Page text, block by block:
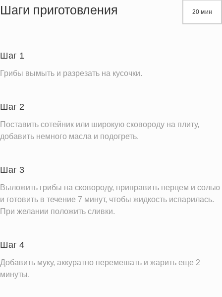
Жиры
Пищевые волокна
Сахар
Кальций
Витамин Д
0.3 IU
Витамин Е
3.6 мг
Шаги приготовления 20 мин
Шаг 1
Грибы вымыть и разрезать на кусочки.
Шаг 2
Поставить сотейник или широкую сковороду на плиту,
добавить немного масла и подогреть.
Шаг 3
Выложить грибы на сковороду, приправить перцем и солью
и готовить в течение 7 минут, чтобы жидкость испарилась.
При желании положить сливки.
Шаг 4
Добавить муку, аккуратно перемешать и жарить еще 2
минуты.